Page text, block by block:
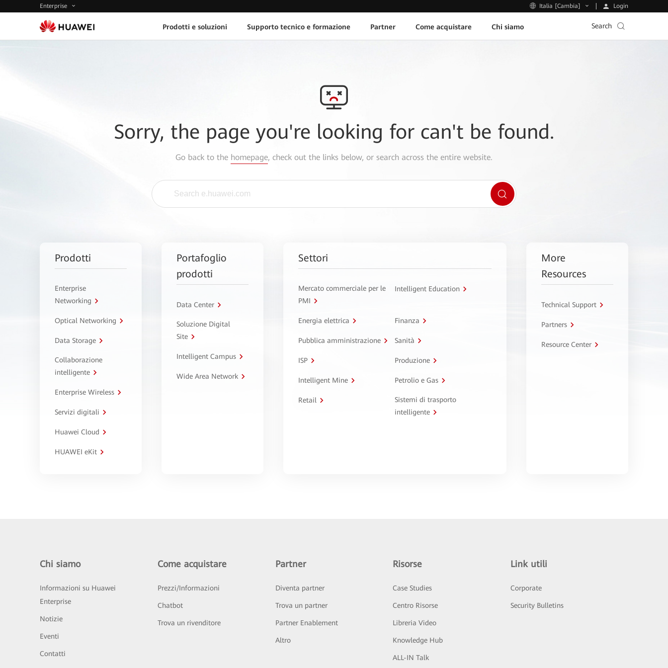
Enterprise Italia [Cambia] Login
Prodotti e soluzioni Supporto tecnico e formazione Partner Come acquistare Chi siamo Search
Sorry, the page you're looking for can't be found.
Go back to the homepage, check out the links below, or search across the entire website.
Prodotti
Enterprise
Networking
Optical Networking
Data Storage
Collaborazione
intelligente
Enterprise Wireless
Servizi digitali
Huawei Cloud
HUAWEI eKit
Portafoglio
prodotti
Data Center
Soluzione Digital
Site
Intelligent Campus
Wide Area Network
Settori
Mercato commerciale per le
PMI
Intelligent Education
Energia elettrica Finanza
Pubblica amministrazione Sanità
ISP Produzione
Intelligent Mine Petrolio e Gas
Retail
Sistemi di trasporto
intelligente
More
Resources
Technical Support
Partners
Resource Center
Chi siamo
Informazioni su Huawei
Enterprise
Notizie
Eventi
Contatti
Come acquistare
Prezzi/Informazioni
Chatbot
Trova un rivenditore
Partner
Diventa partner
Trova un partner
Partner Enablement
Altro
Risorse
Case Studies
Centro Risorse
Libreria Video
Knowledge Hub
ALL-IN Talk
Link utili
Corporate
Security Bulletins